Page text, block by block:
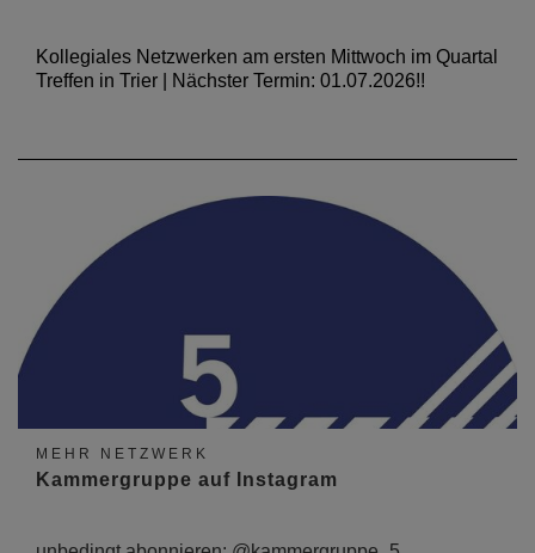
Kollegiales Netzwerken am ersten Mittwoch im Quartal
Treffen in Trier | Nächster Termin: 01.07.2026!!
MEHR NETZWERK
Kammergruppe auf Instagram